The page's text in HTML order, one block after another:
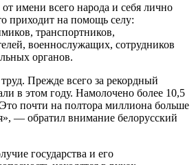
имени всего народа и себя лично
приходит на помощь селу:
транспортников,
военнослужащих, сотрудников
органов.
Прежде всего за рекордный
в этом году. Намолочено более 10,5
почти на полтора миллиона больше
— обратил внимание белорусский